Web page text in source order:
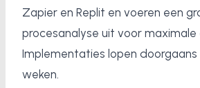
Zapier en Replit en voeren een
procesanalyse uit voor
Implementaties lopen doorgaans
weken.